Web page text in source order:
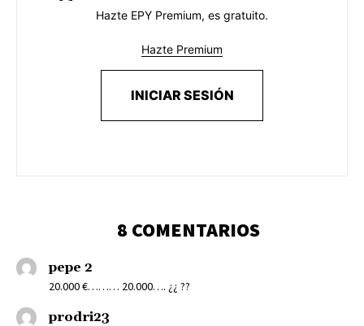
Hazte EPY Premium, es gratuito.
Hazte Premium
INICIAR SESIÓN
8 COMENTARIOS
pepe 2
20.000 €……… 20.000…. ¿¿ ??
prodri23